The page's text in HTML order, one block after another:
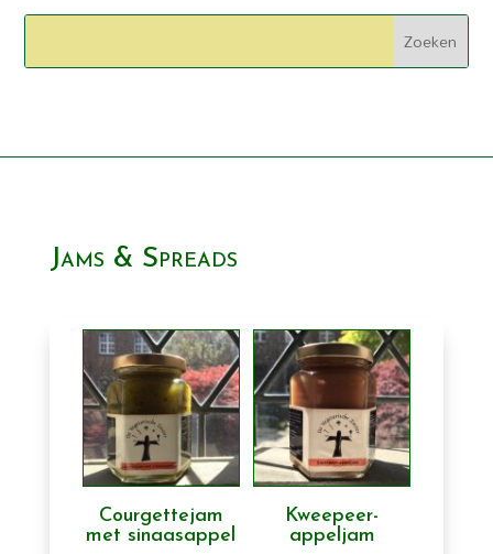
Jams & Spreads
Courgettejam
met sinaasappel
Kweepeer-
appeljam